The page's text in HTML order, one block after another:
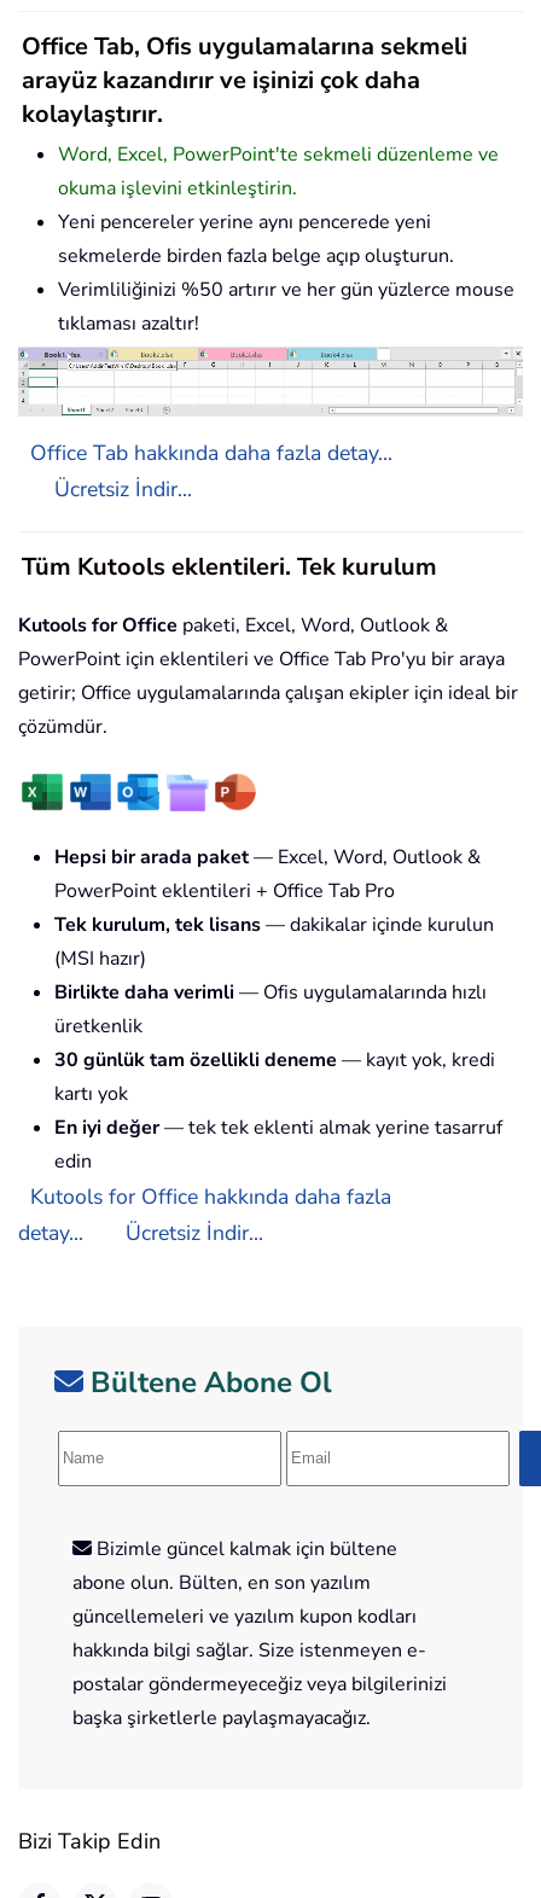
Office Tab, Ofis uygulamalarına sekmeli
arayüz kazandırır ve işinizi çok daha
kolaylaştırır.
Word, Excel, PowerPoint'te sekmeli düzenleme ve
okuma işlevini etkinleştirin.
Yeni pencereler yerine aynı pencerede yeni
sekmelerde birden fazla belge açıp oluşturun.
Verimliliğinizi %50 artırır ve her gün yüzlerce mouse
tıklaması azaltır!
Office Tab hakkında daha fazla detay...
Ücretsiz İndir...
Tüm Kutools eklentileri. Tek kurulum
Kutools for Office paketi, Excel, Word, Outlook &
PowerPoint için eklentileri ve Office Tab Pro'yu bir araya
getirir; Office uygulamalarında çalışan ekipler için ideal bir
çözümdür.
Hepsi bir arada paket— Excel, Word, Outlook &
PowerPoint eklentileri + Office Tab Pro
Tek kurulum, tek lisans— dakikalar içinde kurulun
(MSI hazır)
Birlikte daha verimli — Ofis uygulamalarında hızlı
üretkenlik
30 günlük tam özellikli deneme — kayıt yok, kredi
kartı yok
En iyi değer— tek tek eklenti almak yerine tasarruf
edin
Kutools for Office hakkında daha fazla
detay...
Ücretsiz İndir...
Bültene Abone Ol
Bizimle güncel kalmak için bültene
abone olun. Bülten, en son yazılım
güncellemeleri ve yazılım kupon kodları
hakkında bilgi sağlar. Size istenmeyen e-
postalar göndermeyeceğiz veya bilgilerinizi
başka şirketlerle paylaşmayacağız.
Bizi Takip Edin